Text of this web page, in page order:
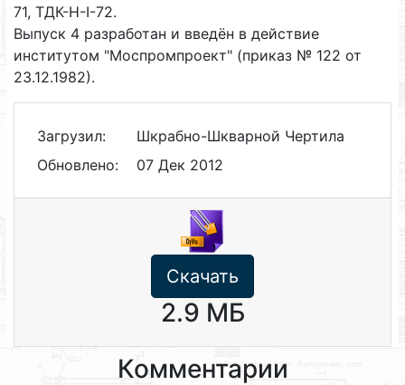
71, ТДК-Н-I-72.
Выпуск 4 разработан и введён в действие
институтом "Моспромпроект" (приказ № 122 от
23.12.1982).
Загрузил:
Шкрабно-Шкварной Чертила
Обновлено:
07 Дек 2012
Скачать
2.9 МБ
Комментарии